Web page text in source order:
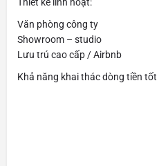
Văn phòng công ty
Showroom – studio
Lưu trú cao cấp / Airbnb
Khả năng khai thác dòng tiền